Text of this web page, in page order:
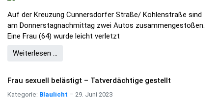
Auf der Kreuzung Cunnersdorfer Straße/ Kohlenstraße sind
am Donnerstagnachmittag zwei Autos zusammengestoßen.
Eine Frau (64) wurde leicht verletzt
Weiterlesen …
Frau sexuell belästigt – Tatverdächtige gestellt
Kategorie: Blaulicht 29. Juni 2023